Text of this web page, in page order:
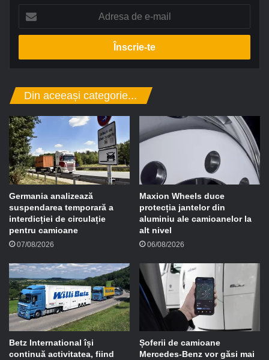
r
s
d
-
m
a
i
l
Din aceeași categorie...
Germania analizează
suspendarea temporară a
interdicției de circulație
pentru camioane
07/08/2026
Maxion Wheels duce
protecția jantelor din
aluminiu ale camioanelor la
alt nivel
06/08/2026
Betz International își
continuă activitatea, fiind
Șoferii de camioane
Mercedes-Benz vor găsi mai